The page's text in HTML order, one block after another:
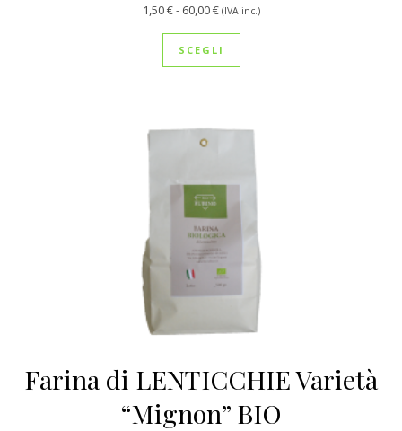
1,50€- 60,00€Fascia di prezzo: da 1,50 € a 60,00
(IVA inc.)
SCEGLI
Farina di LENTICCHIE Varietà
“Mignon” BIO